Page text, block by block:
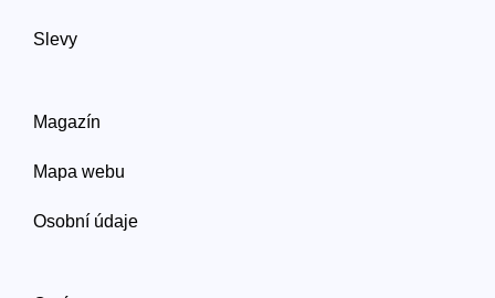
Slevy
Magazín
Mapa webu
Osobní údaje